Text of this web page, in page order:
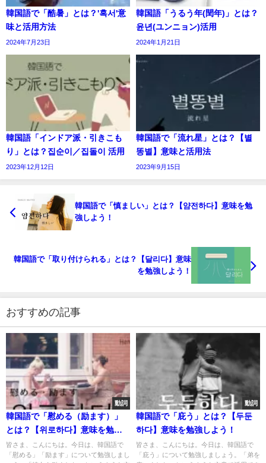
韓国語で「酷暑」とは？'혹서'意
味と活用方法
2024年7月23日
韓国語「うるう年(閏年)」とは？
윤년(ユンニョン)活用
2024年1月21日
韓国語「インドア派・引きこも
り」とは？집순이／집돌이 活用
2023年12月12日
韓国語で「流れ星」とは？【별
똥별】意味と活用法
2023年9月15日
韓国語で「慎ましい」とは？【얌전하다】意味を勉
強しよう！
韓国語で「取り付けられる」とは？【달리다】意味
を勉強しよう！
おすすめの記事
動詞
韓国語で「慰める（励ます）」
とは？【위로하다】意味を勉強
しよう！
皆さま、こんにちは。今日は、韓国語で
「慰める」「励ます」について勉強しまし
動詞
韓国語で「庇う」とは？【두둔
하다】意味を勉強しよう！
皆さま、こんにちは。今日は、韓国語で
「庇う」について勉強しましょう。「弟を